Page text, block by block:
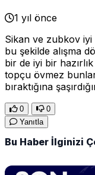
1 yıl önce
Sikan ve zubkov
bu şekilde alışma
bir de iyi bir
topçu övmez
bıraktığına
0
0
Yanıtla
Bu Haber İlginizi